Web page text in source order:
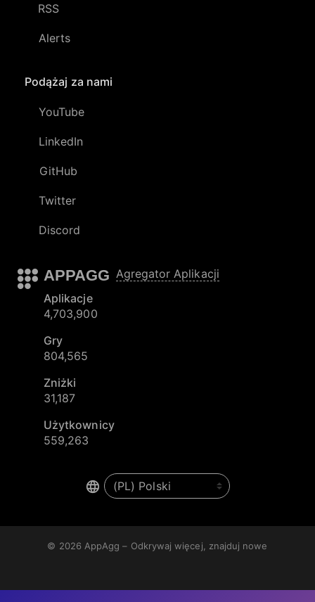
RSS
Alerts
Podążaj za nami
YouTube
LinkedIn
GitHub
Twitter
Discord
APPAGG Agregator Aplikacji
Aplikacje
4,703,900
Gry
804,565
Zniżki
31,187
Użytkownicy
559,263
© 2026 AppAgg – Odkrywaj więcej, znajduj nowe